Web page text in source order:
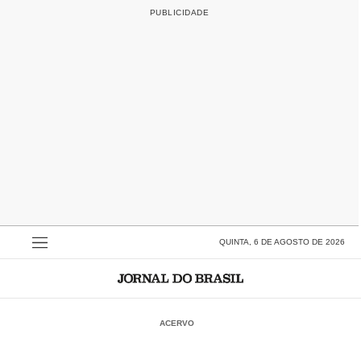
QUINTA, 6 DE AGOSTO DE 2026
ACERVO